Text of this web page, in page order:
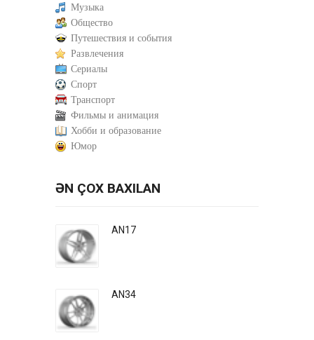
Музыка
Общество
Путешествия и события
Развлечения
Сериалы
Спорт
Транспорт
Фильмы и анимация
Хобби и образование
Юмор
ƏN ÇOX BAXILAN
AN17
AN34